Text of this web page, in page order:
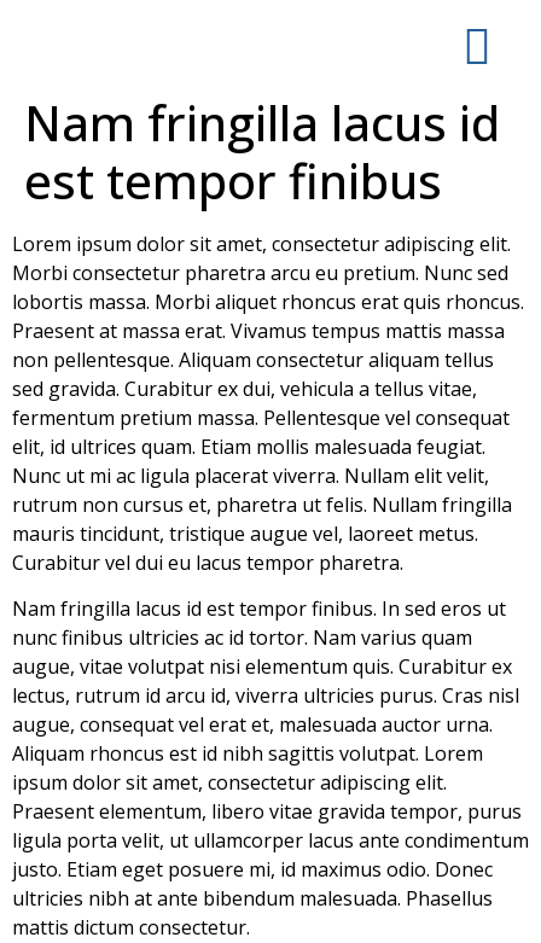
Nam fringilla lacus id
est tempor finibus
Lorem ipsum dolor sit amet, consectetur adipiscing elit.
Morbi consectetur pharetra arcu eu pretium. Nunc sed
lobortis massa. Morbi aliquet rhoncus erat quis rhoncus.
Praesent at massa erat. Vivamus tempus mattis massa
non pellentesque. Aliquam consectetur aliquam tellus
sed gravida. Curabitur ex dui, vehicula a tellus vitae,
fermentum pretium massa. Pellentesque vel consequat
elit, id ultrices quam. Etiam mollis malesuada feugiat.
Nunc ut mi ac ligula placerat viverra. Nullam elit velit,
rutrum non cursus et, pharetra ut felis. Nullam fringilla
mauris tincidunt, tristique augue vel, laoreet metus.
Curabitur vel dui eu lacus tempor pharetra.
Nam fringilla lacus id est tempor finibus. In sed eros ut
nunc finibus ultricies ac id tortor. Nam varius quam
augue, vitae volutpat nisi elementum quis. Curabitur ex
lectus, rutrum id arcu id, viverra ultricies purus. Cras nisl
augue, consequat vel erat et, malesuada auctor urna.
Aliquam rhoncus est id nibh sagittis volutpat. Lorem
ipsum dolor sit amet, consectetur adipiscing elit.
Praesent elementum, libero vitae gravida tempor, purus
ligula porta velit, ut ullamcorper lacus ante condimentum
justo. Etiam eget posuere mi, id maximus odio. Donec
ultricies nibh at ante bibendum malesuada. Phasellus
mattis dictum consectetur.